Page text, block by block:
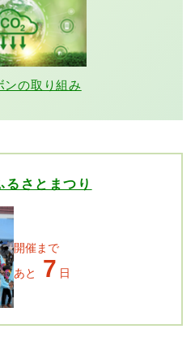
ンの取り組み
さとまつり
開催まで
あと
7 日